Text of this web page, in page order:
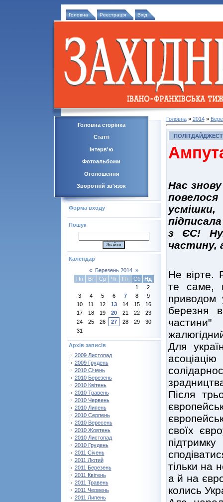
Головна Реєстрація Вхід
Головна сторінка
Статті
Інтерв'ю
Фотоальбоми
Оголошення
Зворотній зв'язок
Форма входу
Пошук
Календар
« Березень 2014 »
Пн
Вт Ср Чт Пт Сб
Нд
1
2
3
4 5 6 7 8
9
10
11 12 13 14 15
16
17
18 19 20 21 22
23
24
25 26 27 28 29
30
31
Архів записів
2009 Листопад
2009 Грудень
2010 Січень
2010 Березень
2010 Квітень
2010 Травень
2010 Червень
2010 Липень
2010 Серпень
2010 Вересень
2010 Жовтень
2010 Листопад
2010 Грудень
2011 Січень
2011 Лютий
2011 Березень
2011 Квітень
2011 Травень
2011 Червень
2011 Липень
Головна» 2014 »
ПОЛІТДАЙДЖЕСТ
Нас
з ЄС! Ну,
частину,
Не вірте.
те саме,
приводом
березня
Для
Після
своїх
тільки на
а й на
колись